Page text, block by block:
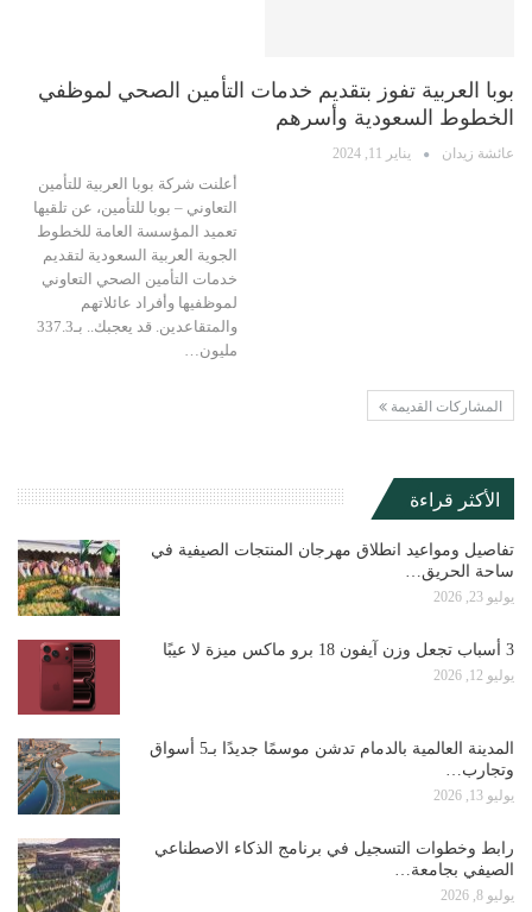
بوبا العربية تفوز بتقديم خدمات التأمين الصحي لموظفي
الخطوط السعودية وأسرهم
عائشة زيدان يناير 11, 2024
أعلنت شركة بوبا العربية للتأمين
التعاوني – بوبا للتأمين، عن تلقيها
تعميد المؤسسة العامة للخطوط
الجوية العربية السعودية لتقديم
خدمات التأمين الصحي التعاوني
لموظفيها وأفراد عائلاتهم
والمتقاعدين. قد يعجبك.. بـ337.3
مليون…
المشاركات القديمة
الأكثر قراءة
تفاصيل ومواعيد انطلاق مهرجان المنتجات الصيفية في
ساحة الحريق…
يوليو 23, 2026
3 أسباب تجعل وزن آيفون 18 برو ماكس ميزة لا عيبًا
يوليو 12, 2026
المدينة العالمية بالدمام تدشن موسمًا جديدًا بـ5 أسواق
وتجارب…
يوليو 13, 2026
رابط وخطوات التسجيل في برنامج الذكاء الاصطناعي
الصيفي بجامعة…
يوليو 8, 2026